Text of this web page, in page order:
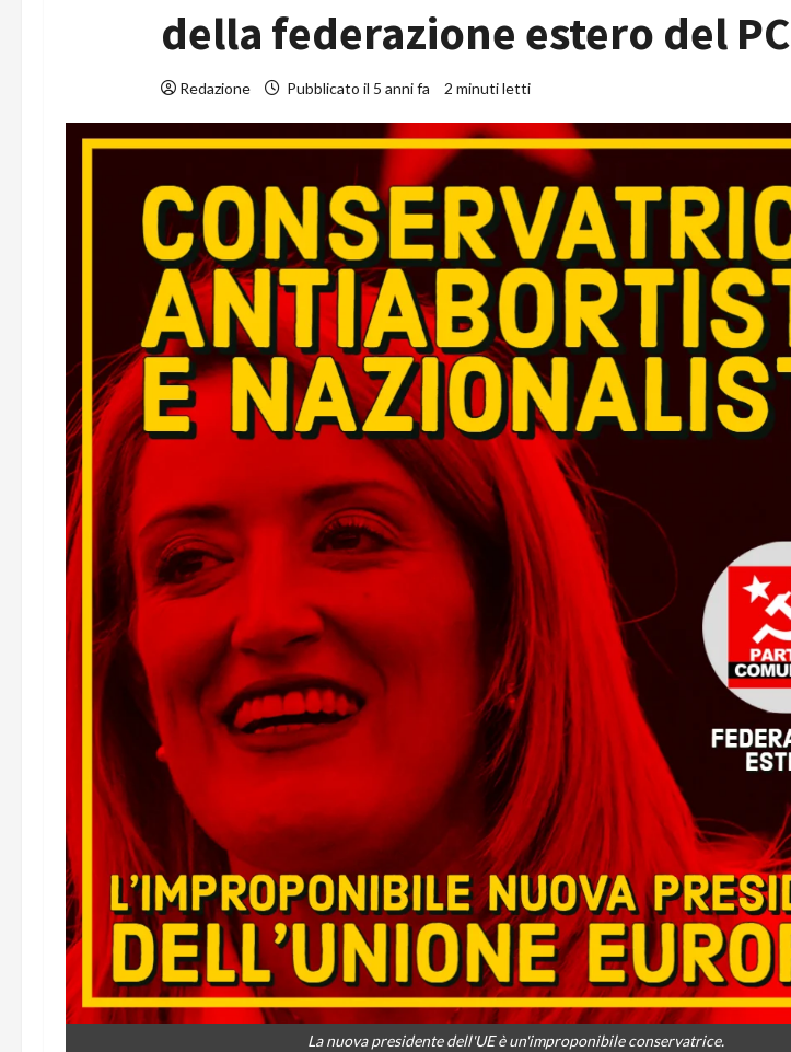
della federazione estero del PC
Redazione Pubblicato il 5 anni fa 2 minuti letti
La nuova presidente dell'UE è un'improponibile conservatrice.